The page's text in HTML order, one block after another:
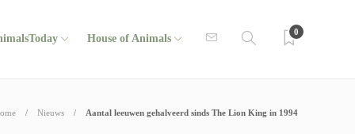
House of Animals
0
Nieuws Aantal leeuwen gehalveerd sinds The Lion King in 1994